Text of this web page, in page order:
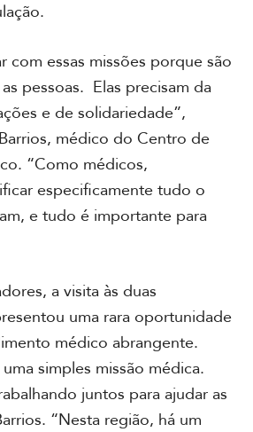
com essas missões porque são
pessoas. Elas precisam da
e de solidariedade”,
médico do Centro de
“Como médicos,
especificamente tudo o
e tudo é importante para
a visita às duas
uma rara oportunidade
médico abrangente.
simples missão médica.
juntos para ajudar as
“Nesta região, há um